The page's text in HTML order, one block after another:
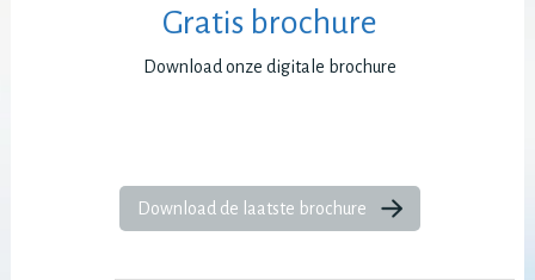
Gratis brochure
Download onze digitale brochure
Download de laatste brochure